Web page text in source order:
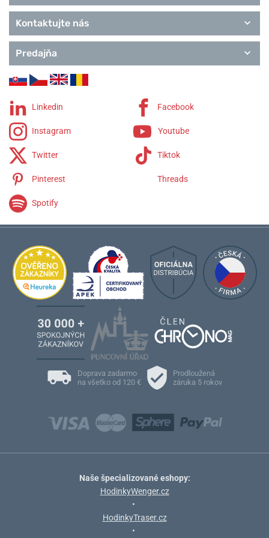
Kontaktujte nás
Predajňa
Linkedin Facebook
Instagram Youtube
Twitter Tiktok
Pinterest Threads
Spotify
Doprava zadarmo
na všetko od 120 €
Prodloužená
záruka 5 rokov
Naše špecializované eshopy:
HodinkyWenger.cz
•
HodinkyTraser.cz
•